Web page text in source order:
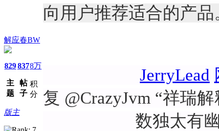
解应春BW
829
主
题
837
帖
子
8万
积
分
版主
向用户推荐适合的产品
JerryLead
复 @CrazyJvm “祥瑞
数独太有幽默感